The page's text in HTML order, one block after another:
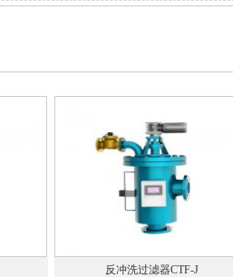
反冲洗过滤器CTF-J